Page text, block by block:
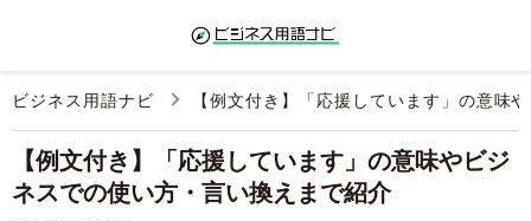
ビジネス用語ナビ 【例文付き】「応援しています」の意味
【例文付き】「応援しています」の意味やビジ
ネスでの使い方・言い換えまで紹介